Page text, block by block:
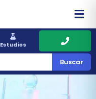
Estudios
Buscar